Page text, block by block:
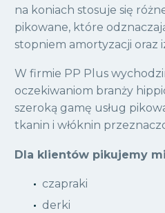
na koniach stosuje się
pikowane, które
stopniem amortyzacji oraz
W firmie PP Plus
oczekiwaniom branży
szeroką gamę usług
tkanin i włóknin
Dla klientów pikujemy
czapraki
derki